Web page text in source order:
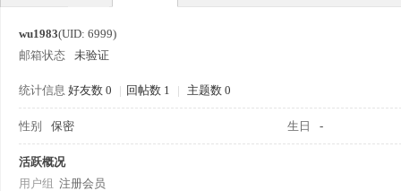
wu1983(UID: 6999)
邮箱状态
未验证
统计信息 好友数 0 | 回帖数 1 | 主题数 0
性别 保密 生日 -
活跃概况
用户组 注册会员